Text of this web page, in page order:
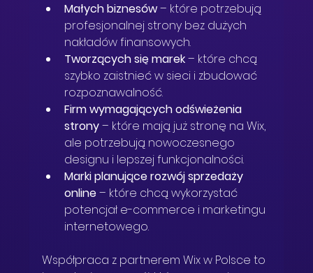
Małych biznesów – które potrzebują
profesjonalnej strony bez dużych
nakładów finansowych.
Tworzących się marek – które chcą
szybko zaistnieć w sieci i zbudować
rozpoznawalność.
Firm wymagających odświeżenia
strony – które mają już stronę na Wix,
ale potrzebują nowoczesnego
designu i lepszej funkcjonalności.
Marki planujące rozwój sprzedaży
online – które chcą wykorzystać
potencjał e-commerce i marketingu
internetowego.
Współpraca z partnerem Wix w Polsce to